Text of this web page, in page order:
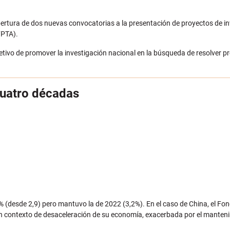
de dos nuevas convocatorias a la presentación de proyectos de
de promover la investigación nacional en la búsqueda de resolver
décadas
2,9) pero mantuvo la de 2022 (3,2%). En el caso de China, el
de desaceleración de su economía, exacerbada por el